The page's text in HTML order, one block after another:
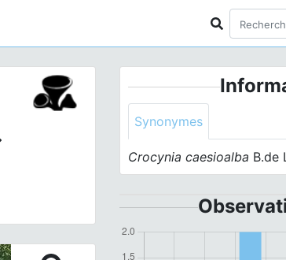
Synonymes
Crocynia caesioalba B.de